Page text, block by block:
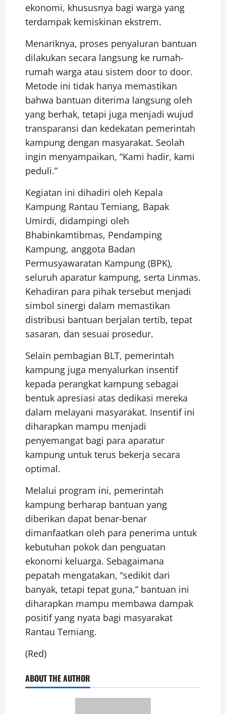
ekonomi, khususnya bagi warga yang
terdampak kemiskinan ekstrem.
Menariknya, proses penyaluran bantuan
dilakukan secara langsung ke rumah-
rumah warga atau sistem door to door.
Metode ini tidak hanya memastikan
bahwa bantuan diterima langsung oleh
yang berhak, tetapi juga menjadi wujud
transparansi dan kedekatan pemerintah
kampung dengan masyarakat. Seolah
ingin menyampaikan, “Kami hadir, kami
peduli.”
Kegiatan ini dihadiri oleh Kepala
Kampung Rantau Temiang, Bapak
Umirdi, didampingi oleh
Bhabinkamtibmas, Pendamping
Kampung, anggota Badan
Permusyawaratan Kampung (BPK),
seluruh aparatur kampung, serta Linmas.
Kehadiran para pihak tersebut menjadi
simbol sinergi dalam memastikan
distribusi bantuan berjalan tertib, tepat
sasaran, dan sesuai prosedur.
Selain pembagian BLT, pemerintah
kampung juga menyalurkan insentif
kepada perangkat kampung sebagai
bentuk apresiasi atas dedikasi mereka
dalam melayani masyarakat. Insentif ini
diharapkan mampu menjadi
penyemangat bagi para aparatur
kampung untuk terus bekerja secara
optimal.
Melalui program ini, pemerintah
kampung berharap bantuan yang
diberikan dapat benar-benar
dimanfaatkan oleh para penerima untuk
kebutuhan pokok dan penguatan
ekonomi keluarga. Sebagaimana
pepatah mengatakan, “sedikit dari
banyak, tetapi tepat guna,” bantuan ini
diharapkan mampu membawa dampak
positif yang nyata bagi masyarakat
Rantau Temiang.
(Red)
ABOUT THE AUTHOR